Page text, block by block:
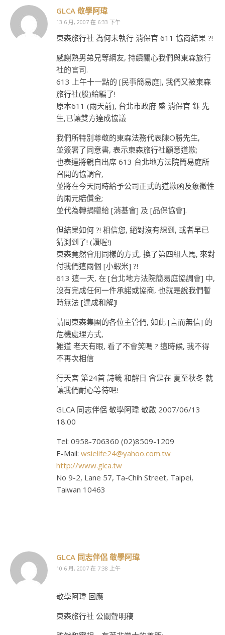
GLCA 敬學阿瑋
13 6 月, 2007 在 6:33 下午
東森旅行社 為何未執行 消保官 611 協商結果 ?!
感謝熟男弟兄等網友, 持續關心我們與東森旅行
社的官司.
613 上午十一點的 [民事簡易庭], 我們又被東森
旅行社(股)給騙了!
原本611 (兩天前), 台北市政府 盛 消保官 鈺 先
生,已讓雙方達成協議
我們所特別尊敬的東森法務代表陳O勝先生,
並簽署了同意書, 表示東森旅行社願意道歉;
也表達將親自出席 613 台北地方法院簡易庭所
召開的協調會,
並將在今天同時給予公司正式的道歉函及象徵性
的兩元賠償金;
並代為轉捐贈給 [消基會] 及 [品保協會].
但結果如何 ?! 相信您, 絕對沒有想到, 或者早已
猜測到了! (讚喔!)
東森竟然會用同樣的方式, 換了第四組人馬, 來對
付我們這兩個 [小蝦米] ?!
613 這一天, 在 [台北地方法院簡易庭協調會] 中,
沒有完成任何一件承諾或協商, 也就是說我們暫
時無法 [達成和解]!
請問東森集團的各位主管們, 如此 [言而無信] 的
危機處理方式,
難道 老天有眼, 看了不會笑嗎 ? 這時候, 我不得
不再次相信
行天宮 第24首 詩籤 和解日 會是在 夏至秋冬 就
讓我們耐心等待吧!
GLCA 同志伴侶 敬學阿瑋 敬啟 2007/06/13
18:00
Tel: 0958-706360 (02)8509-1209
E-Mail: wsielife24@yahoo.com.tw
http://www.glca.tw
No 9-2, Lane 57, Ta-Chih Street, Taipei,
Taiwan 10463
GLCA 同志伴侶 敬學阿瑋
10 6 月, 2007 在 7:38 上午
敬學阿瑋 回應
東森旅行社 公關聲明稿